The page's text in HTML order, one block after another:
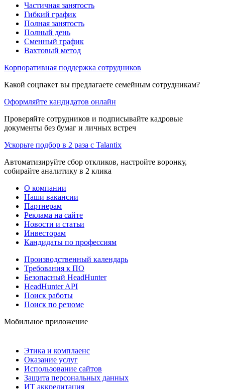
Частичная занятость
Гибкий график
Полная занятость
Полный день
Сменный график
Вахтовый метод
Корпоративная поддержка сотрудников
Какой соцпакет вы предлагаете семейным сотрудникам?
Оформляйте кандидатов онлайн
Проверяйте сотрудников и подписывайте кадровые
документы без бумаг и личных встреч
Ускорьте подбор в 2 раза с Talantix
Автоматизируйте сбор откликов, настройте воронку,
собирайте аналитику в 2 клика
О компании
Наши вакансии
Партнерам
Реклама на сайте
Новости и статьи
Инвесторам
Кандидаты по профессиям
Производственный календарь
Требования к ПО
Безопасный HeadHunter
HeadHunter API
Поиск работы
Поиск по резюме
Мобильное приложение
Этика и комплаенс
Оказание услуг
Использование сайтов
Защита персональных данных
ИТ аккредитация